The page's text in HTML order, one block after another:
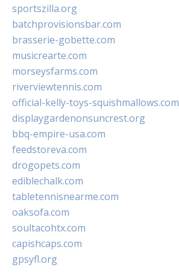
sportszilla.org
batchprovisionsbar.com
brasserie-gobette.com
musicrearte.com
morseysfarms.com
riverviewtennis.com
official-kelly-toys-squishmallows.com
displaygardenonsuncrest.org
bbq-empire-usa.com
feedstoreva.com
drogopets.com
ediblechalk.com
tabletennisnearme.com
oaksofa.com
soultacohtx.com
capishcaps.com
gpsyfl.org